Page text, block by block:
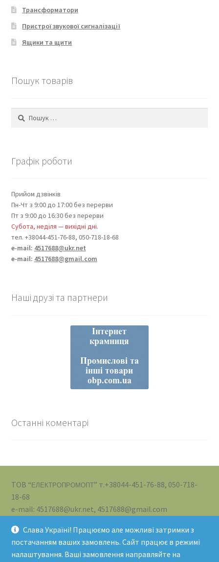
Слава Україні! Працюємо але можливі затримки з
постачанням ваших замовлень. Сайт працює в режимі
налаштування. Ваші замовлення направляйте на
Трансформатори
Пристрої звукової сигналізації
Ящики та щити
Пошук товарів
Пошук:
Графік роботи
Прийом дзвінків
Пн-Чт з 9:00 до 17:00 без перерви
Пт з 9:00 до 16:30 без перерви
Субота, неділя — вихідні дні.
тел. +38044-451-76-88, 050-718-18-68
e-mail: 4517688@ukr.net
e-mail: 4517688@gmail.com
Наші друзі та партнери
Останні коментарі
ТОВ “ ЕЛЕКТРОПРОМОПТ” т.+38044-451-76-88, 050-718-
18-68
e-mail: 4517688@ukr.net, 4517688@gmail.com